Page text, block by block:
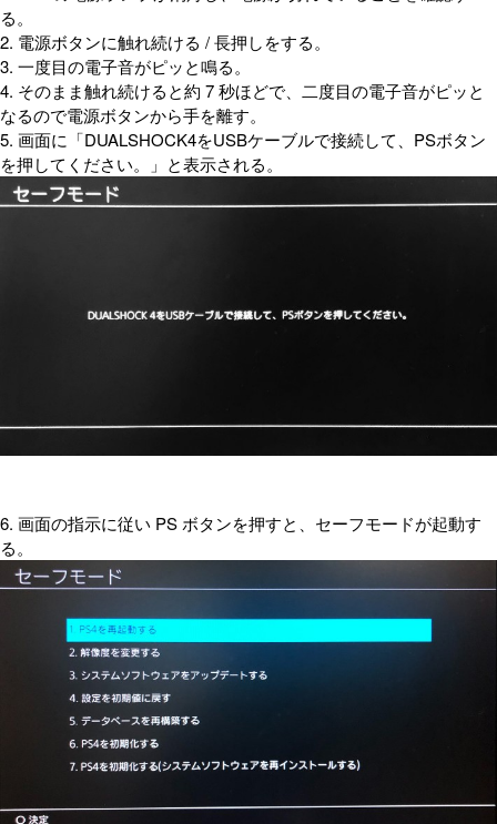
る。
2. 電源ボタンに触れ続ける / 長押しをする。
3. 一度目の電子音がピッと鳴る。
4. そのまま触れ続けると約 7 秒ほどで、二度目の電子音がピッと
なるので電源ボタンから手を離す。
5. 画面に「DUALSHOCK4をUSBケーブルで接続して、PSボタン
を押してください。」と表示される。
6. 画面の指示に従い PS ボタンを押すと、セーフモードが起動す
る。